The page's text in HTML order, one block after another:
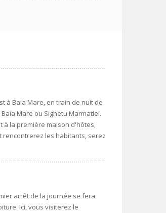
à Baia Mare, en train de nuit de
Mare ou Sighetu Marmatiei.
à la première maison d'hôtes,
rencontrerez les habitants, serez
arrêt de la journée se fera
Ici, vous visiterez le